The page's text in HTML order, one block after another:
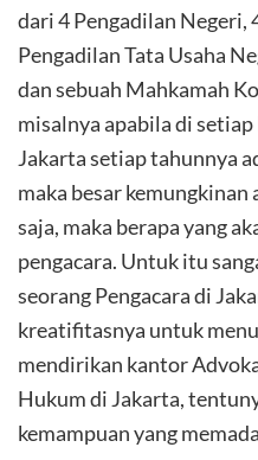
dari 4 Pengadilan Negeri,
Pengadilan Tata Usaha
dan sebuah Mahkamah
misalnya apabila di
Jakarta setiap tahunnya
maka besar kemungkinan
saja, maka berapa yang
pengacara. Untuk itu
seorang Pengacara di
kreatifitasnya untuk
mendirikan kantor
Hukum di Jakarta,
kemampuan yang